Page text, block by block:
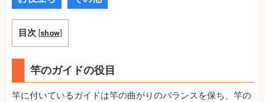
目次 [show]
竿のガイドの役目
竿に付いているガイドは竿の曲がりのバランスを保ち、竿の